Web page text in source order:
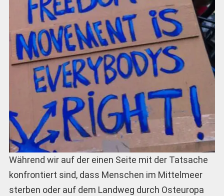
Während wir auf der einen Seite mit der Tatsache
konfrontiert sind, dass Menschen im Mittelmeer
sterben oder auf dem Landweg durch Osteuropa